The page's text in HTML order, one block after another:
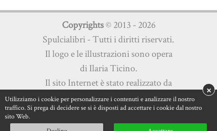
Utilizziamo i cookie per personalizzare i contenuti e analizzare il nostro
traffico. Si prega di decidere se si è disposti ad accettare i cookie dal nostro
sito Web.
×
Copyrights© 2013 - 2026
Spulcialibri - Tutti i diritti riservati.
Il logo e le illustrazioni sono opera
di Ilaria Ticino.
Il sito Internet è stato realizzato da
Martini Multimedia s.a.s.
Privacy Policy|Cookie Policy